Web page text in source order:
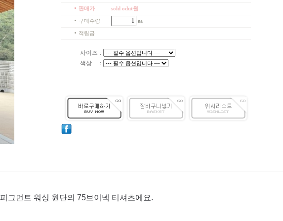
판매가 sold odut원
구매수량 ea
적립금
사이즈 :
색상
:
피그먼트 워싱 원단의 75브이넥 티셔츠에요.